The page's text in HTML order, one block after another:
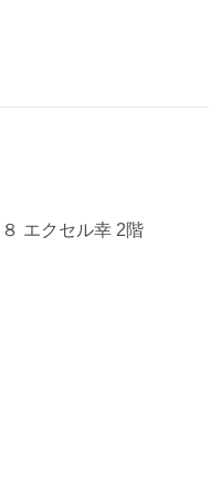
エクセル幸 2階